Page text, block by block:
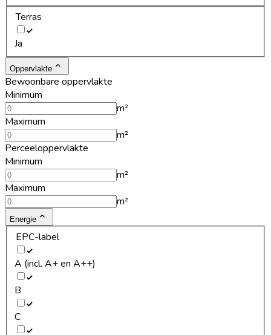
Terras
Ja
Oppervlakte
Bewoonbare oppervlakte
Minimum
m²
Maximum
m²
Perceeloppervlakte
Minimum
m²
Maximum
m²
Energie
EPC-label
A (incl. A+ en A++)
B
C